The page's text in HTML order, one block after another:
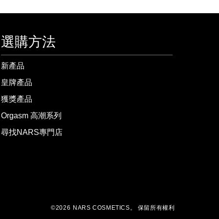
選購方法
新產品
皇牌產品
獲獎產品
Orgasm 高潮系列
尋找NARS專門店
©2026 NARS COSMETICS。 保留所有權利